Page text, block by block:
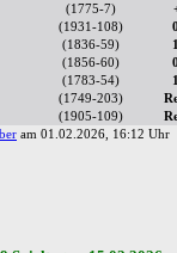
(1775-7)
(1931-108)
(1836-59)
(1856-60)
(1783-54)
(1749-203)
(1905-109)
am 01.02.2026, 16:12